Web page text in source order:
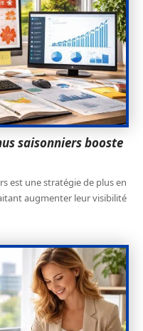
saisonniers booste
est une stratégie de plus en
augmenter leur visibilité